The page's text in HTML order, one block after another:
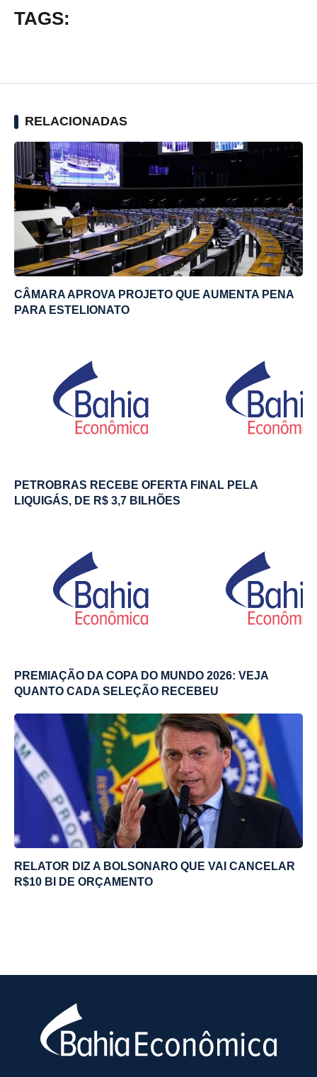
TAGS:
RELACIONADAS
CÂMARA APROVA PROJETO QUE AUMENTA PENA
PARA ESTELIONATO
PETROBRAS RECEBE OFERTA FINAL PELA
LIQUIGÁS, DE R$ 3,7 BILHÕES
PREMIAÇÃO DA COPA DO MUNDO 2026: VEJA
QUANTO CADA SELEÇÃO RECEBEU
RELATOR DIZ A BOLSONARO QUE VAI CANCELAR
R$10 BI DE ORÇAMENTO